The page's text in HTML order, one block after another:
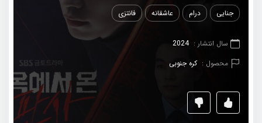
جنایی درام عاشقانه فانتزی
سال انتشار : 2024
محصول : کره جنوبی